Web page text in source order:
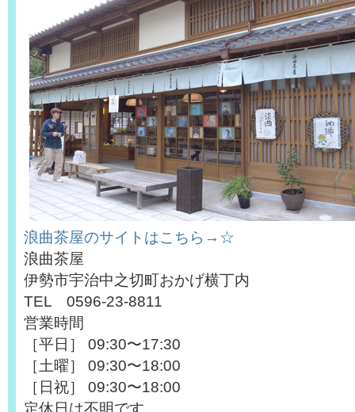
浪曲茶屋のサイトはこちら→☆
浪曲茶屋
伊勢市宇治中之切町おかげ横丁内
TEL 0596-23-8811
営業時間
［平日］ 09:30〜17:30
［土曜］ 09:30〜18:00
［日祝］ 09:30〜18:00
定休日は不明です。